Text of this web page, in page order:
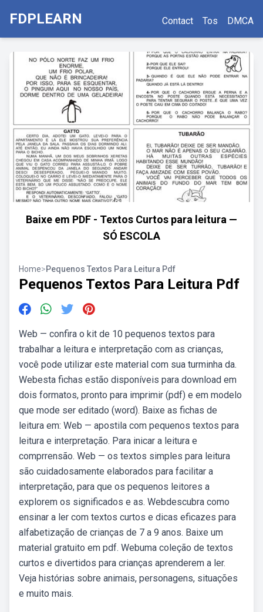
FDPLEARN Contact Tos DMCA
Baixe em PDF - Textos Curtos para leitura —
SÓ ESCOLA
Home>Pequenos Textos Para Leitura Pdf
Pequenos Textos Para Leitura Pdf
Web — confira o kit de 10 pequenos textos para
trabalhar a leitura e interpretação com as crianças,
você pode utilizar este material com sua turminha da.
Webesta fichas estão disponíveis para download em
dois formatos, pronto para imprimir (pdf) e em modelo
que mode ser editado (word). Baixe as fichas de
leitura em: Web — apostila com pequenos textos para
leitura e interpretação. Para inicar a leitura e
comprrensão. Web — os textos simples para leitura
são cuidadosamente elaborados para facilitar a
interpretação, para que os pequenos leitores a
explorem os significados e as. Webdescubra como
ensinar a ler com textos curtos e dicas eficazes para
alfabetização de crianças de 7 a 9 anos. Baixe um
material gratuito em pdf. Webuma coleção de textos
curtos e divertidos para crianças aprenderem a ler.
Veja histórias sobre animais, personagens, situações
e muito mais.